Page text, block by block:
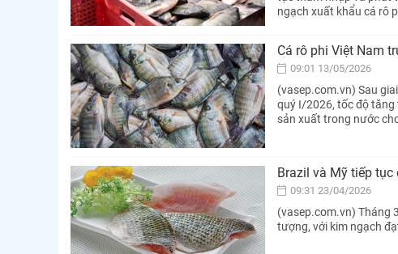
ngạch xuất khẩu cá rô
Cá rô phi Việt Nam
09:01 13/05/2026
(vasep.com.vn) Sau
quý I/2026, tốc độ
sản xuất trong nước
Brazil và Mỹ tiếp
09:31 23/04/2026
(vasep.com.vn) Tháng
tượng, với kim ngạch